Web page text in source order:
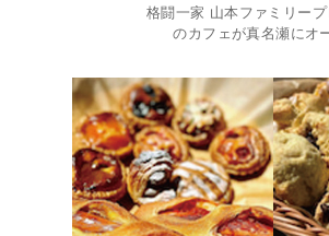
格闘一家 山本ファミリー
のカフェが真名瀬にオ